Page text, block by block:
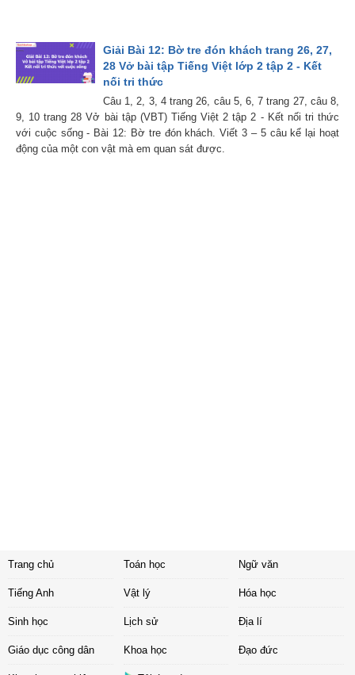
Giải Bài 12: Bờ tre đón khách trang 26, 27,
28 Vở bài tập Tiếng Việt lớp 2 tập 2 - Kết
nối tri thức
Câu 1, 2, 3, 4 trang 26, câu 5, 6, 7 trang 27, câu 8,
9, 10 trang 28 Vở bài tập (VBT) Tiếng Việt 2 tập 2 - Kết nối tri thức
với cuộc sống - Bài 12: Bờ tre đón khách. Viết 3 – 5 câu kể lại hoạt
động của một con vật mà em quan sát được.
Trang chủ Toán học Ngữ văn
Tiếng Anh Vật lý Hóa học
Sinh học Lịch sử Địa lí
Giáo dục công dân Khoa học Đạo đức